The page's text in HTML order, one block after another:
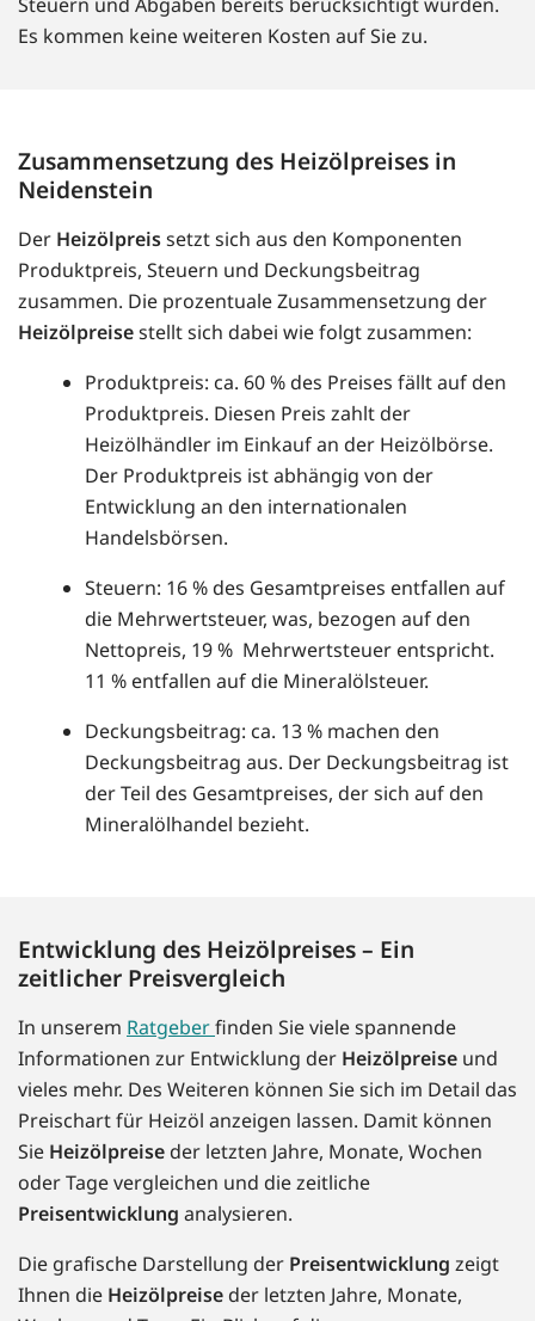
Es kommen keine weiteren Kosten auf Sie zu.
Zusammensetzung des Heizölpreises in
Neidenstein
Der Heizölpreissetzt sich aus den Komponenten
Produktpreis, Steuern und Deckungsbeitrag
zusammen. Die prozentuale Zusammensetzung der
Heizölpreisestellt sich dabei wie folgt zusammen:
Produktpreis: ca. 60 % des Preises fällt auf den
Produktpreis. Diesen Preis zahlt der
Heizölhändler im Einkauf an der Heizölbörse.
Der Produktpreis ist abhängig von der
Entwicklung an den internationalen
Handelsbörsen.
Steuern: 16 % des Gesamtpreises entfallen auf
die Mehrwertsteuer, was, bezogen auf den
Nettopreis, 19 % Mehrwertsteuer entspricht.
11 % entfallen auf die Mineralölsteuer.
Deckungsbeitrag: ca. 13 % machen den
Deckungsbeitrag aus. Der Deckungsbeitrag ist
der Teil des Gesamtpreises, der sich auf den
Mineralölhandel bezieht.
Entwicklung des Heizölpreises – Ein
zeitlicher Preisvergleich
In unserem Ratgeberfinden Sie viele spannende
Informationen zur Entwicklung der Heizölpreise und
vieles mehr. Des Weiteren können Sie sich im Detail das
Preischart für Heizöl anzeigen lassen. Damit können
Sie Heizölpreise der letzten Jahre, Monate, Wochen
oder Tage vergleichen und die zeitliche
Preisentwicklung analysieren.
Die grafische Darstellung der Preisentwicklung zeigt
Ihnen die Heizölpreise der letzten Jahre, Monate,